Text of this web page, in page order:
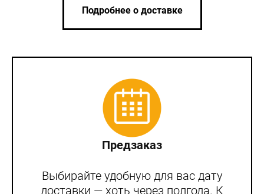
Подробнее о доставке
Предзаказ
Выбирайте удобную для вас дату
доставки — хоть через полгода. К